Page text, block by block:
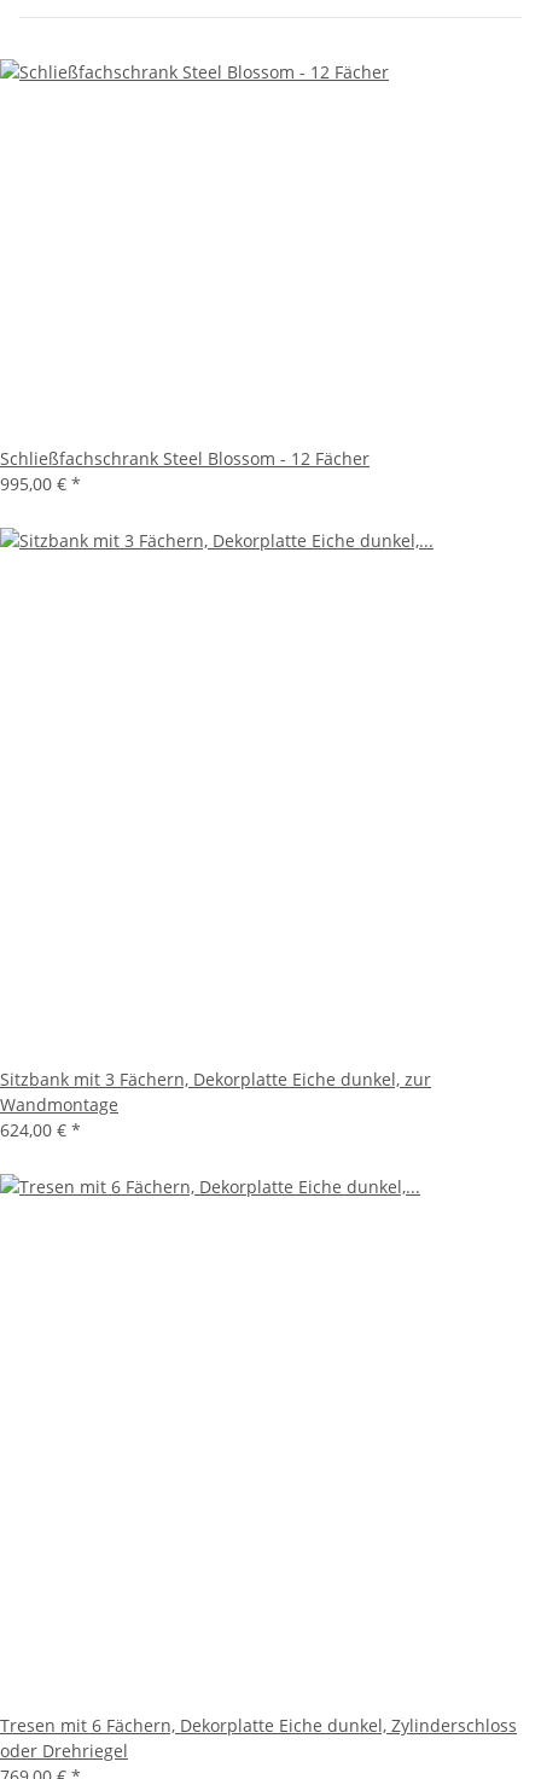
Schließfachschrank Steel Blossom - 12 Fächer
995,00 € *
Sitzbank mit 3 Fächern, Dekorplatte Eiche dunkel, zur
Wandmontage
624,00 € *
Tresen mit 6 Fächern, Dekorplatte Eiche dunkel, Zylinderschloss
oder Drehriegel